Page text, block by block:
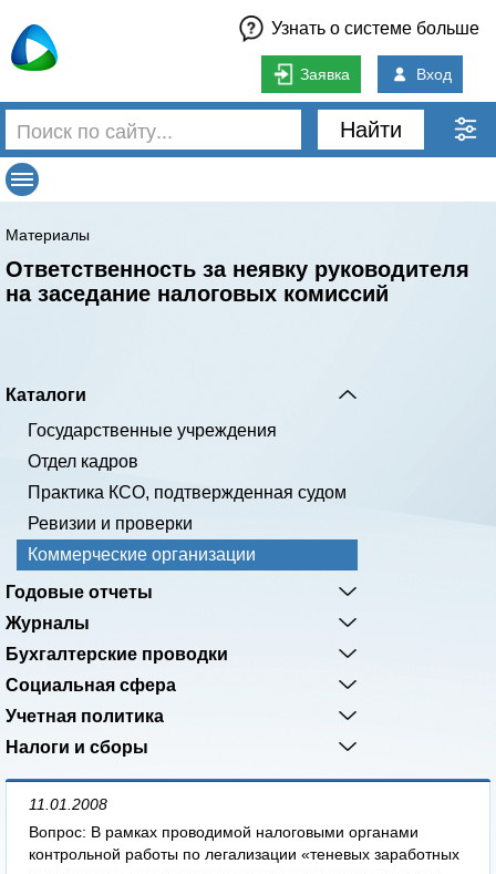
Узнать о системе больше
Заявка Вход
Найти
Материалы
Ответственность за неявку руководителя
на заседание налоговых комиссий
Каталоги
Государственные учреждения
Отдел кадров
Практика КСО, подтвержденная судом
Ревизии и проверки
Коммерческие организации
Годовые отчеты
Журналы
Бухгалтерские проводки
Социальная сфера
Учетная политика
Налоги и сборы
11.01.2008
Вопрос: В рамках проводимой налоговыми органами
контрольной работы по легализации «теневых заработных